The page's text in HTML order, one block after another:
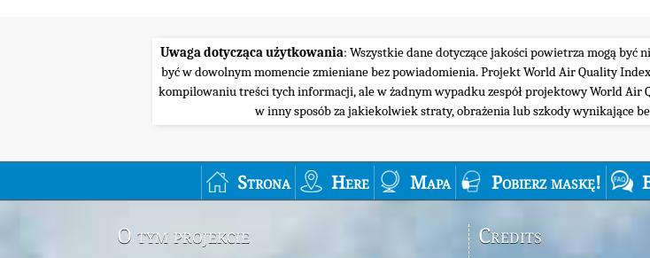
Uwaga dotycząca użytkowania: Wszystkie dane dotyczące jakości powietrza mogą
być w dowolnym momencie zmieniane bez powiadomienia. Projekt World Air Quality
kompilowaniu treści tych informacji, ale w żadnym wypadku zespół projektowy World
w inny sposób za jakiekolwiek straty, obrażenia lub szkody wynikające
Strona Here Mapa Pobierz maskę!
O tym projekcie Credits